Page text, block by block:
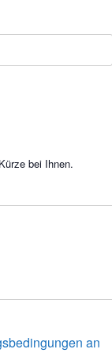
bei Ihnen.
an